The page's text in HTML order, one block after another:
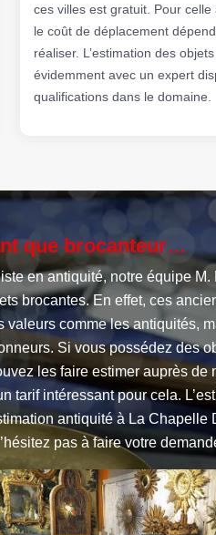
ces villes est gratuit. Pour celle
le coût de déplacement
réaliser. L’estimation des
évidemment avec un expert
qualifications dans le domaine.
que brocanteur…
en antiquité, notre équipe
brocantes. En effet, ces
valeurs comme les antiquités,
Si vous possédez des
les faire estimer auprès de
tarif intéressant pour cela.
antiquité à La Chapelle
pas à faire votre